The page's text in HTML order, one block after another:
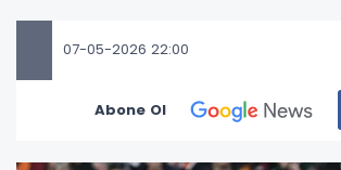
07-05-2026 22:00
Abone Ol